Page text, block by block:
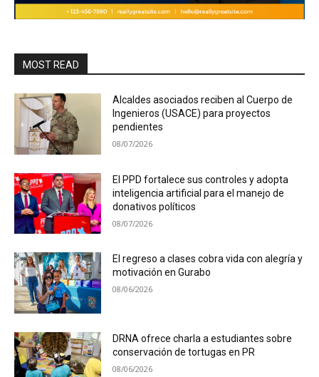
MOST READ
Alcaldes asociados reciben al Cuerpo de
Ingenieros (USACE) para proyectos
pendientes
08/07/2026
El PPD fortalece sus controles y adopta
inteligencia artificial para el manejo de
donativos políticos
08/07/2026
El regreso a clases cobra vida con alegría y
motivación en Gurabo
08/06/2026
DRNA ofrece charla a estudiantes sobre
conservación de tortugas en PR
08/06/2026